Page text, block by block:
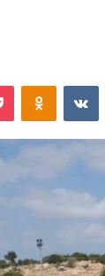
‏VKontakte
Odnoklassniki